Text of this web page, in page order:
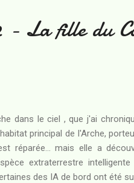
- La fille du
dans le ciel , que j'ai
principal de l'Arche,
réparée... mais elle a
extraterrestre
des IA de bord ont été